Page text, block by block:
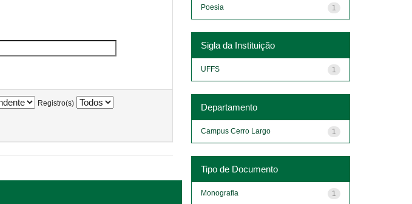
Registro(s)
1
Poesia
Sigla da Instituição
1
UFFS
Departamento
1
Campus Cerro Largo
Tipo de Documento
1
Monografia